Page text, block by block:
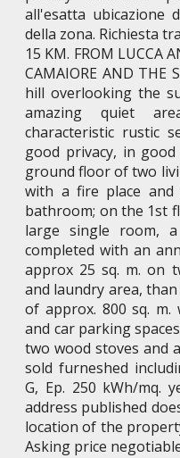
all'esatta ubicazione
della zona. Richiesta
15 KM. FROM LUCCA
CAMAIORE AND
hill overlooking the
amazing quiet
characteristic rustic
good privacy, in
ground floor of two
with a fire place and
bathroom; on the 1st
large single room,
completed with an
approx 25 sq. m. on
and laundry area,
of approx. 800 sq. m.
and car parking
two wood stoves and
sold furneshed
G, Ep. 250 kWh/mq.
address published
location of the
Asking price